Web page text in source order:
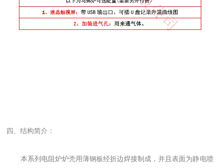
四、结构简介：
本系列电阻炉炉壳用薄钢板经折边焊接制成，并且表面为静电喷